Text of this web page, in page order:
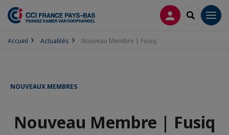
CONNEXION
Accueil Actualités Nouveau Membre | Fusiq
NOUVEAUX MEMBRES
Nouveau Membre | Fusiq